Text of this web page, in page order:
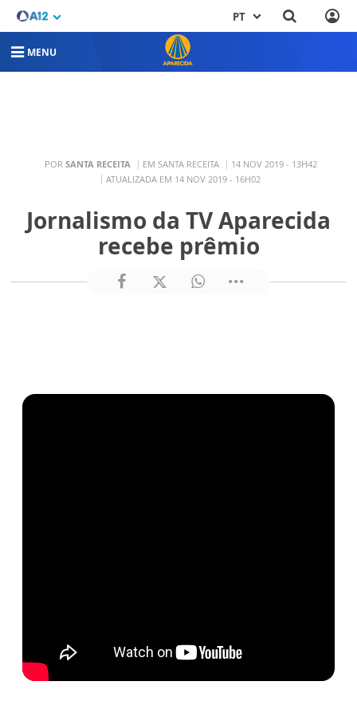
PT
MENU
POR SANTA RECEITA EM SANTA RECEITA
14 NOV 2019 - 13H42
ATUALIZADA EM 14 NOV 2019 - 16H02
Jornalismo da TV Aparecida
recebe prêmio